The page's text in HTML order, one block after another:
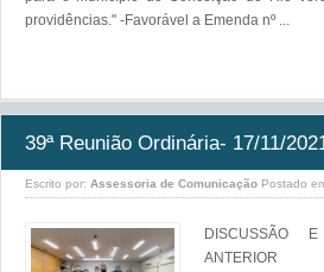
providências." -Favorável a Emenda nº ...
39ª Reunião Ordinária- 17/11/
Escrito por: Assessoria de Comunicação Postado
DISCUSSÃO
ANTERIOR